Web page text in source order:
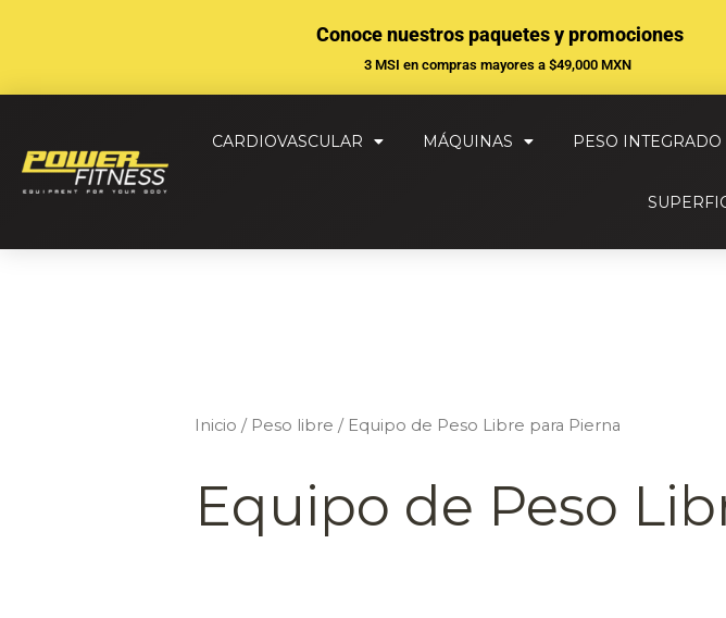
Conoce nuestros paquetes y promociones
3 MSI en compras mayores a $49,000 MXN
CARDIOVASCULAR MÁQUINAS PESO INTEGRADO
Inicio / Peso libre / Equipo de Peso Libre para Pierna
Equipo de Peso